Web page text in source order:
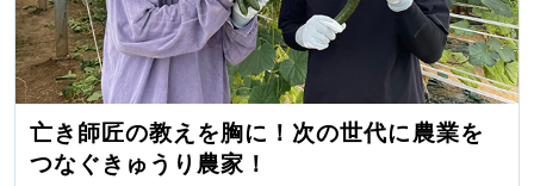
亡き師匠の教えを胸に！次の世代に農業を
つなぐきゅうり農家！